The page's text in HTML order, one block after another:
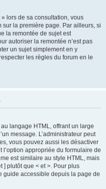
lors de sa consultation, vous
la première page. Par ailleurs, si
la remontée de sujet est
autoriser la remontée n’est pas
un sujet simplement en y
les règles du forum en le
langage HTML, offrant un large
message. L’administrateur peut
vous pouvez aussi les désactiver
appropriée du formulaire de
est similaire au style HTML, mais
] plutôt que < et >. Pour plus
guide accessible depuis la page de